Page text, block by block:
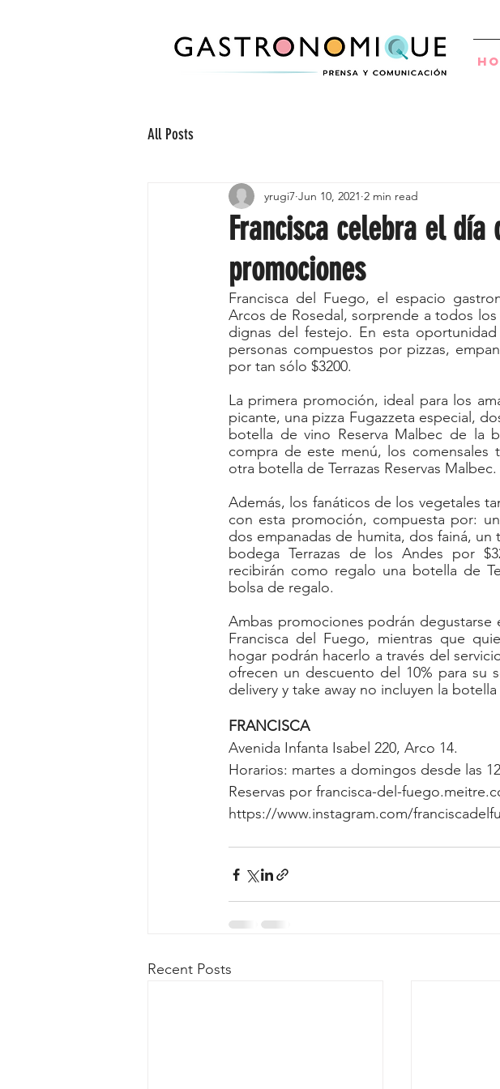
All Posts
Francisca celebra el
promociones
yrugi7 Jun 10, 2021 2 min read
Francisca del Fuego, el espacio
Arcos de Rosedal, sorprende a todos
dignas del festejo. En esta
personas compuestos por pizzas,
por tan sólo $3200.
La primera promoción, ideal para los
picante, una pizza Fugazzeta especial,
botella de vino Reserva Malbec de la
compra de este menú, los
otra botella de Terrazas Reservas Malbec.
Además, los fanáticos de los vegetales
con esta promoción, compuesta por:
dos empanadas de humita, dos fainá,
bodega Terrazas de los Andes por
recibirán como regalo una botella de
bolsa de regalo.
Ambas promociones podrán
Francisca del Fuego, mientras que
hogar podrán hacerlo a través del
ofrecen un descuento del 10% para su
delivery y take away no incluyen la
FRANCISCA
Avenida Infanta Isabel 220, Arco 14.
Horarios: martes a domingos desde las
Reservas por francisca-del-
https://www.instagram.com/
Recent Posts